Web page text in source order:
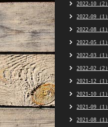
2022-10（2）
2022-09（1）
2022-08（1）
2022-05（1）
2022-03（1）
2022-02（2）
2021-12（1）
2021-10（1）
2021-09（1）
2021-08（1）